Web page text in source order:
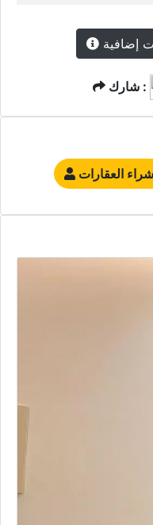
إضافية
شارك :
العقارات